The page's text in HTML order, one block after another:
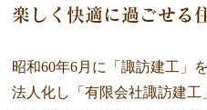
楽しく快適に過ごせる
昭和60年6月に「諏訪建工」
法人化し「有限会社諏訪建工